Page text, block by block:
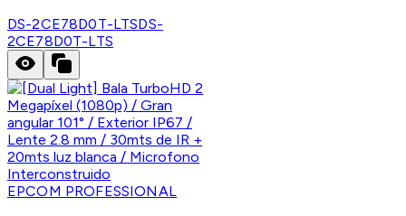
DS-2CE78D0T-LTSDS-
2CE78D0T-LTS
EPCOM PROFESSIONAL